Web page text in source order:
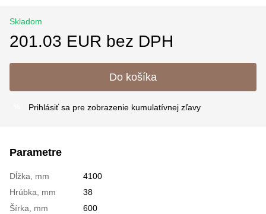
Skladom
201.03 EUR bez DPH
Do košíka
Prihlásiť sa pre zobrazenie kumulatívnej zľavy
Parametre
Dĺžka, mm
4100
Hrúbka, mm
38
Šírka, mm
600